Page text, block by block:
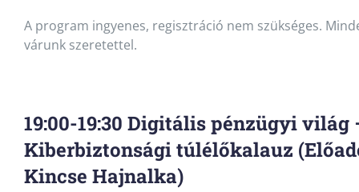
A program ingyenes, regisztráció nem szükséges.
várunk szeretettel.
19:00-19:30 Digitális pénzügyi világ
Kiberbiztonsági túlélőkalauz
Kincse Hajnalka)